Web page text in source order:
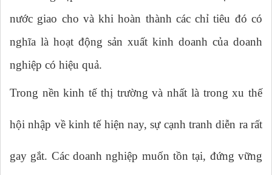
nước giao cho và khi hoàn thành các chỉ tiêu đó có
nghĩa là hoạt động sản xuất kinh doanh của doanh
nghiệp có hiệu quả.
Trong nền kinh tế thị trường và nhất là trong xu thế
hội nhập về kinh tế hiện nay, sự cạnh tranh diễn ra rất
gay gắt. Các doanh nghiệp muốn tồn tại, đứng vững